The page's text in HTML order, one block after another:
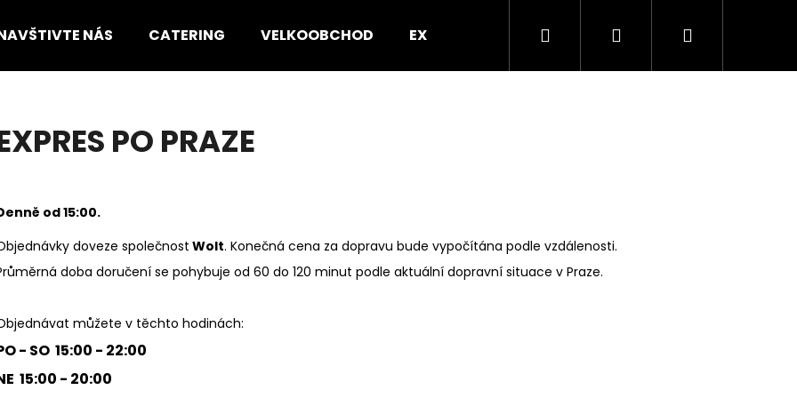
NÁS CATERING VELKOOBCHOD EXPRES PO PRAZE VEČÍREK V PROSEKÁRNĚ
Hledat PřihlášeníNákupní
PO PRAZE
od 15:00.
doveze společnostWolt. Konečná cena za dopravu bude vypočítána podle vzdálenosti.
doba doručení se pohybuje od 60 do 120 minut podle aktuální dopravní situace v Praze.
můžete v těchto hodinách:
- SO 15:00 - 22:00
15:00 - 20:00
Doporučujeme